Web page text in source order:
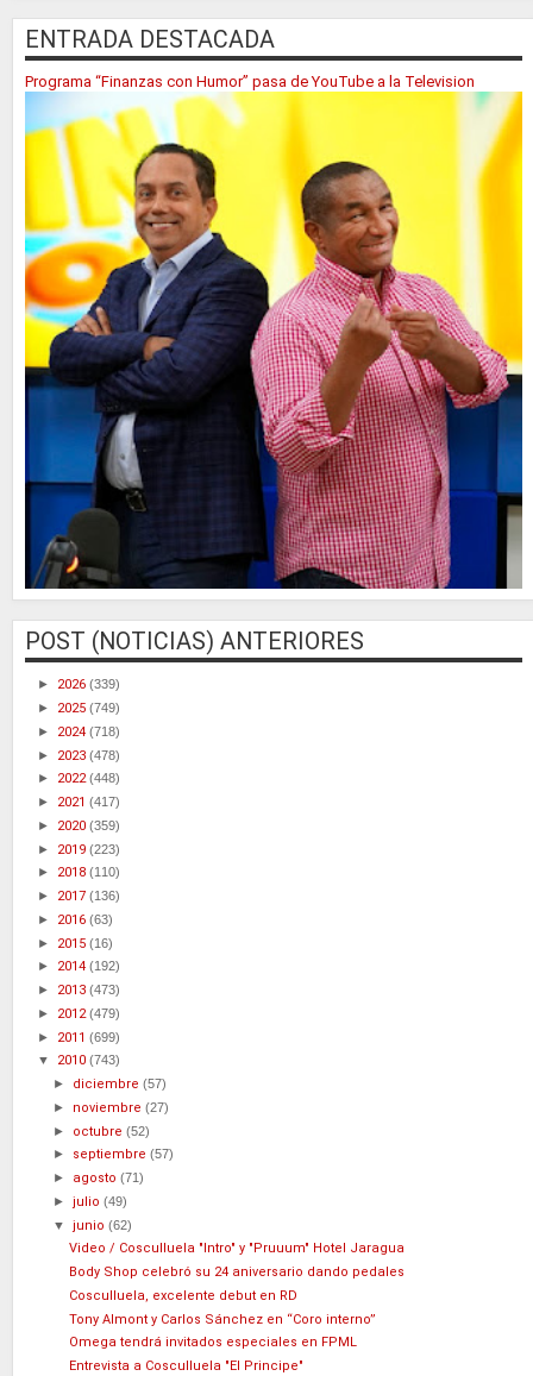
ENTRADA DESTACADA
Programa “Finanzas con Humor” pasa de YouTube a la Television
POST (NOTICIAS) ANTERIORES
► 2026 (339)
► 2025 (749)
► 2024 (718)
► 2023 (478)
► 2022(448)
► 2021 (417)
► 2020 (359)
► 2019 (223)
► 2018 (110)
► 2017 (136)
► 2016 (63)
► 2015 (16)
► 2014 (192)
► 2013 (473)
► 2012(479)
► 2011 (699)
▼ 2010 (743)
► diciembre(57)
► noviembre(27)
► octubre(52)
► septiembre(57)
► agosto(71)
►julio(49)
▼junio(62)
Video / Cosculluela "Intro" y "Pruuum" Hotel Jaragua
Body Shop celebró su 24 aniversario dando pedales
Cosculluela, excelente debut en RD
Tony Almont y Carlos Sánchez en “Coro interno”
Omega tendrá invitados especiales en FPML
Entrevista a Cosculluela "El Principe"